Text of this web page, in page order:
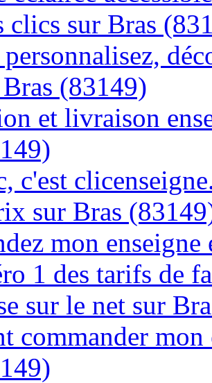
clics sur Bras
(83149)
et livraison
c'est
sur Bras
mon
1 des tarifs de
sur le net sur
commander